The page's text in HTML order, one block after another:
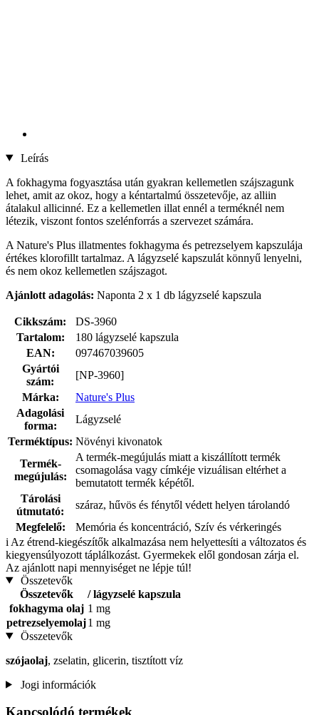
Leírás
A fokhagyma fogyasztása után gyakran kellemetlen szájszagunk
lehet, amit az okoz, hogy a kéntartalmú összetevője, az alliin
átalakul allicinné. Ez a kellemetlen illat ennél a terméknél nem
létezik, viszont fontos szelénforrás a szervezet számára.
A Nature's Plus illatmentes fokhagyma és petrezselyem kapszulája
értékes klorofillt tartalmaz. A lágyzselé kapszulát könnyű lenyelni,
és nem okoz kellemetlen szájszagot.
Ajánlott adagolás: Naponta 2 x 1 db lágyzselé kapszula
Cikkszám:
DS-3960
Tartalom:
180 lágyzselé kapszula
EAN:
097467039605
Gyártói
szám:
[NP-3960]
Márka:
Nature's Plus
Adagolási
forma:
Lágyzselé
Terméktípus: Növényi kivonatok
Termék-
megújulás:
A termék-megújulás miatt a kiszállított termék
csomagolása vagy címkéje vizuálisan eltérhet a
bemutatott termék képétől.
Tárolási
útmutató:
száraz, hűvös és fénytől védett helyen tárolandó
Megfelelő:
Memória és koncentráció, Szív és vérkeringés
i Az étrend-kiegészítők alkalmazása nem helyettesíti a változatos és
kiegyensúlyozott táplálkozást. Gyermekek elől gondosan zárja el.
Az ajánlott napi mennyiséget ne lépje túl!
Összetevők
Összetevők
/ lágyzselé kapszula
fokhagyma olaj 1 mg
petrezselyemolaj1 mg
Összetevők
szójaolaj, zselatin, glicerin, tisztított víz
Jogi információk